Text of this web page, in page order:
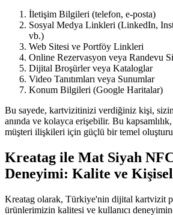
İletişim Bilgileri (telefon, e-posta)
Sosyal Medya Linkleri (LinkedIn,
vb.)
Web Sitesi ve Portföy Linkleri
Online Rezervasyon veya Randevu
Dijital Broşürler veya Kataloglar
Video Tanıtımları veya Sunumlar
Konum Bilgileri (Google Haritalar)
Bu sayede, kartvizitinizi verdiğiniz kişi,
anında ve kolayca erişebilir. Bu
müşteri ilişkileri için güçlü bir temel
Kreatag ile Mat Siyah
Deneyimi: Kalite ve
Kreatag olarak, Türkiye'nin dijital kartvizit
ürünlerimizin kalitesi ve kullanıcı